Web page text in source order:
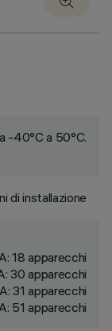
-40°C a 50°C.
di installazione
18 apparecchi
30 apparecchi
31 apparecchi
51 apparecchi